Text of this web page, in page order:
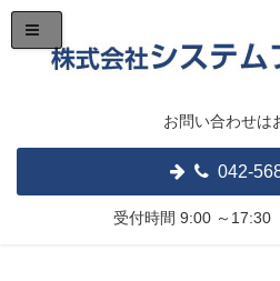
お問い合わせは
042-
受付時間 9:00 ～17:30